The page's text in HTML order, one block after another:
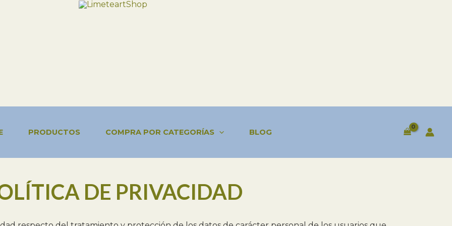
PRODUCTOS COMPRA POR CATEGORÍAS BLOG
DE PRIVACIDAD